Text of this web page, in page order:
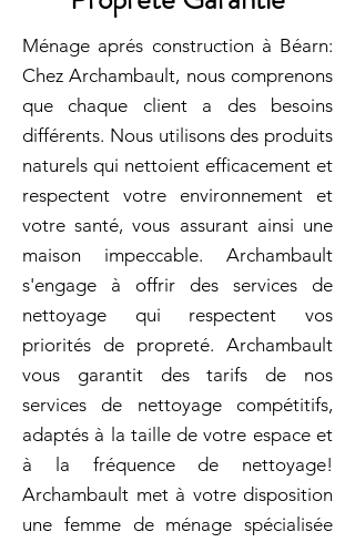
Ménage aprés construction à Béarn:
Chez Archambault, nous comprenons
que chaque client a des besoins
différents. Nous utilisons des produits
naturels qui nettoient efficacement et
respectent votre environnement et
votre santé, vous assurant ainsi une
maison impeccable. Archambault
s'engage à offrir des services de
nettoyage qui respectent vos
priorités de propreté. Archambault
vous garantit des tarifs de nos
services de nettoyage compétitifs,
adaptés à la taille de votre espace et
à la fréquence de nettoyage!
Archambault met à votre disposition
une femme de ménage spécialisée